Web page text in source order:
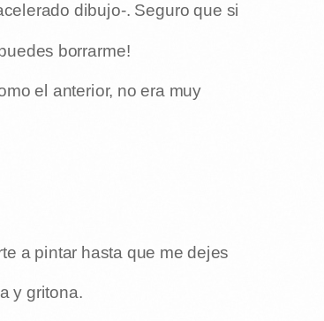
dibujo-. Seguro que si
borrarme!
el anterior, no era muy
a pintar hasta que me dejes
y gritona.